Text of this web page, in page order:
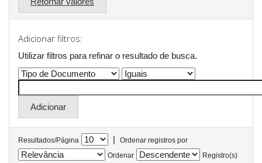
Adicionar filtros:
Utilizar filtros para refinar o resultado de busca.
Resultados/Página |
Ordenar registros por
Ordenar
Registro(s)